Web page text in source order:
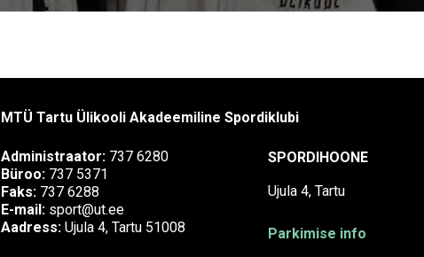
MTÜ Tartu Ülikooli Akadeemiline Spordiklubi
Administraator: 737 6280
Büroo: 737 5371
Faks: 737 6288
E-mail: sport@ut.ee
Aadress: Ujula 4, Tartu 51008
SPORDIHOONE
Ujula 4, Tartu
Parkimise info